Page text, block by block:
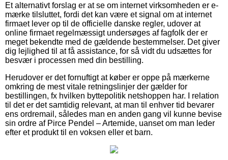
Et alternativt forslag er at se om internet virksomheden er e-
mærke tilsluttet, fordi det kan være et signal om at internet
firmaet lever op til de officielle danske regler, udover at
online firmaet regelmæssigt undersøges af fagfolk der er
meget bekendte med de gældende bestemmelser. Det giver
dig lejlighed til at få assistance, for så vidt du udsættes for
besvær i processen med din bestilling.
Herudover er det fornuftigt at køber er oppe på mærkerne
omkring de mest vitale retningslinjer der gælder for
bestillingen, fx hvilken byttepolitik netshoppen har. I relation
til det er det samtidig relevant, at man til enhver tid bevarer
ens ordremail, således man en anden gang vil kunne bevise
sin ordre af Pirce Pendel – Artemide, uanset om man leder
efter et produkt til en voksen eller et barn.